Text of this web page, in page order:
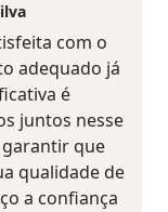
com o
adequado já
é
juntos nesse
que
qualidade de
a confiança